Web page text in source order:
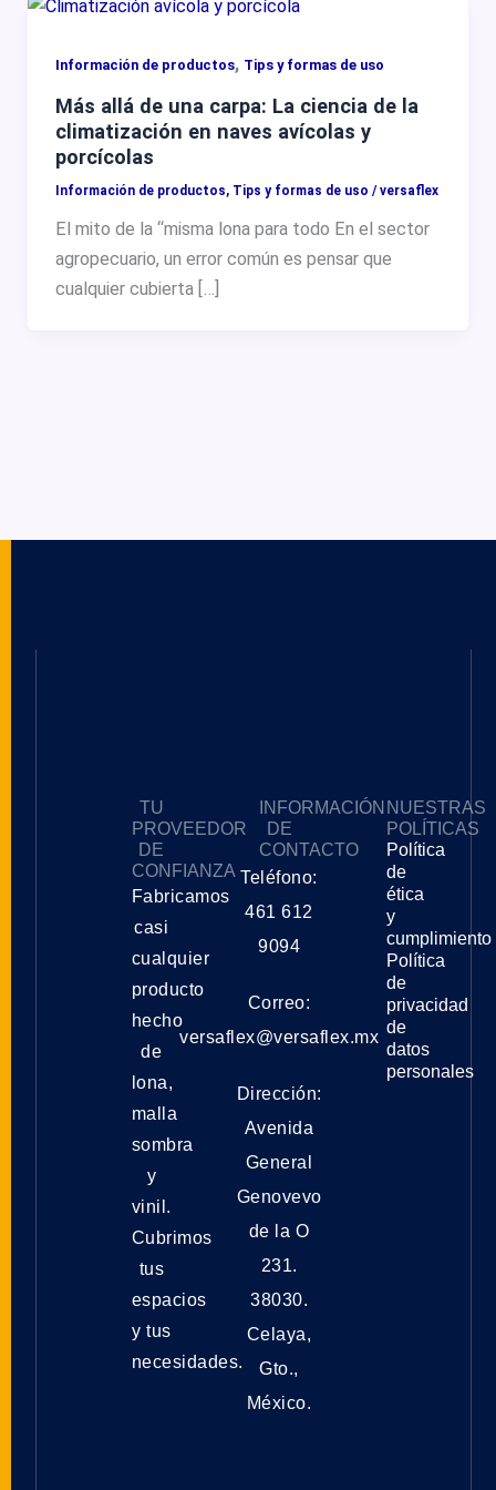
Información de productos, Tips y formas de uso
Más allá de una carpa: La ciencia de la
climatización en naves avícolas y
porcícolas
Información de productos, Tips y formas de uso /versaflex
El mito de la “misma lona para todo En el sector
agropecuario, un error común es pensar que
cualquier cubierta […]
TU
PROVEEDOR
DE
CONFIANZA
Fabricamos
casi
cualquier
producto
hecho
de
lona,
malla
sombra
y
vinil.
Cubrimos
tus
espacios
y tus
necesidades.
INFORMACIÓN
DE
CONTACTO
Teléfono:
461 612
9094
Correo:
versaflex@versaflex.mx
Dirección:
Avenida
General
Genovevo
de la O
231.
38030.
Celaya,
Gto.,
México.
NUESTRAS
POLÍTICAS
Política
de
ética
y
cumplimiento
Política
de
privacidad
de
datos
personales